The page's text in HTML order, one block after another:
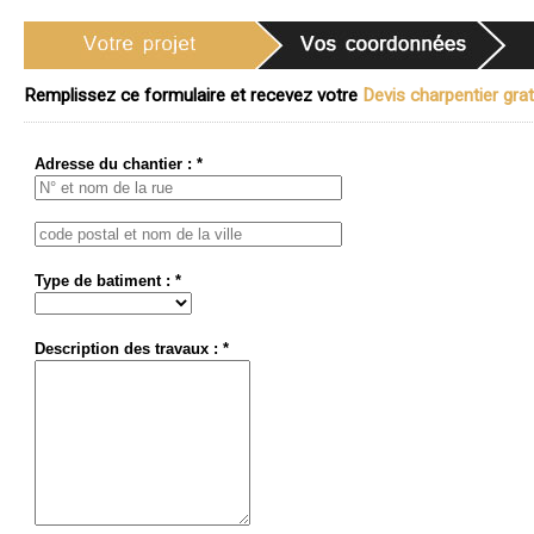
Remplissez ce formulaire et recevez votre Devis charpentier
Adresse du chantier : *
Type de batiment : *
Description des travaux : *